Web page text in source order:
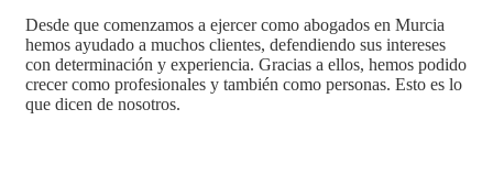
Desde que comenzamos a ejercer como abogados en Murcia
hemos ayudado a muchos clientes, defendiendo sus intereses
con determinación y experiencia. Gracias a ellos, hemos podido
crecer como profesionales y también como personas. Esto es lo
que dicen de nosotros.